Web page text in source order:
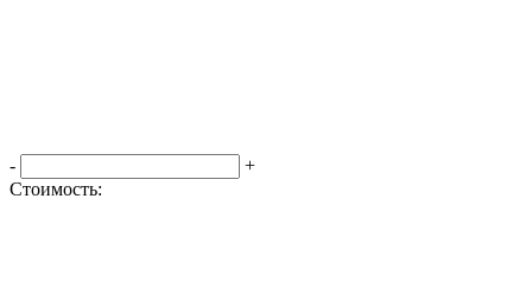
-
+
Стоимость: